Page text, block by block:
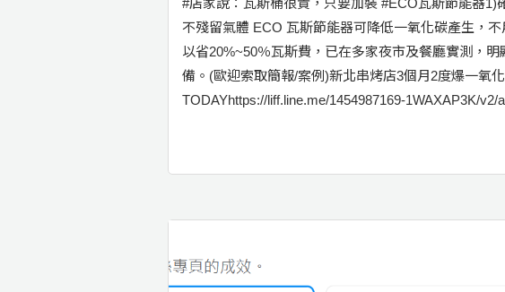
不殘留氣體 ECO 瓦斯節能器可降低一氧化碳產生，
以省20%~50％瓦斯費，已在多家夜市及餐廳實測，
備。(歐迎索取簡報/案例)新北串烤店3個月2度爆一氧
TODAYhttps://liff.line.me/1454987169-1WAXAP3K/